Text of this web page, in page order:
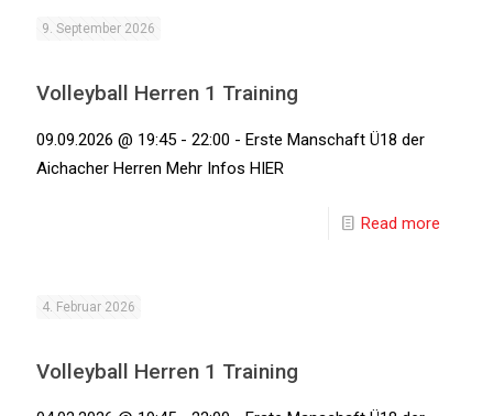
9. September 2026
Volleyball Herren 1 Training
09.09.2026 @ 19:45 - 22:00 - Erste Manschaft Ü18 der
Aichacher Herren Mehr Infos HIER
Read more
4. Februar 2026
Volleyball Herren 1 Training